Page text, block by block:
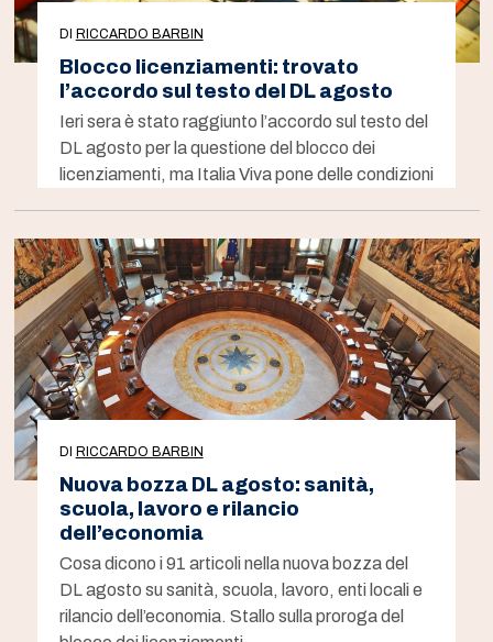
DI RICCARDO BARBIN
Blocco licenziamenti: trovato
l’accordo sul testo del DL agosto
Ieri sera è stato raggiunto l’accordo sul testo del
DL agosto per la questione del blocco dei
licenziamenti, ma Italia Viva pone delle condizioni
DI RICCARDO BARBIN
Nuova bozza DL agosto: sanità,
scuola, lavoro e rilancio
dell’economia
Cosa dicono i 91 articoli nella nuova bozza del
DL agosto su sanità, scuola, lavoro, enti locali e
rilancio dell’economia. Stallo sulla proroga del